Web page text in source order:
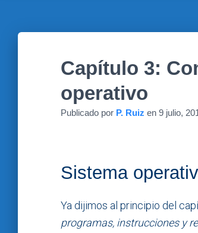
Capítulo 3:
operativo
Publicado por P. Ruiz en 9 julio,
Sistema
Ya dijimos al principio del
programas, instrucciones y